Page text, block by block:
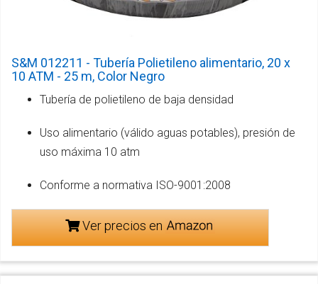
S&M 012211 - Tubería Polietileno alimentario, 20 x
10 ATM - 25 m, Color Negro
Tubería de polietileno de baja densidad
Uso alimentario (válido aguas potables), presión de
uso máxima 10 atm
Conforme a normativa ISO-9001:2008
Ver precios en